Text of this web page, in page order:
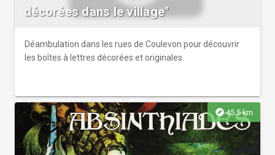
décorées dans le village"
Déambulation dans les rues de Coulevon pour découvrir
les boîtes à lettres décorées et originales.
explore45.5 km